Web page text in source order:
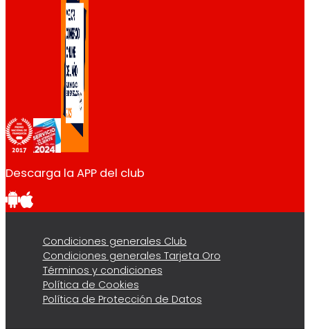
Descarga la APP del club
Condiciones generales Club
Condiciones generales Tarjeta Oro
Términos y condiciones
Política de Cookies
Política de Protección de Datos